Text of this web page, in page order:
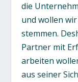
die
und wollen
stemmen.
Partner mit
arbeiten
aus seiner